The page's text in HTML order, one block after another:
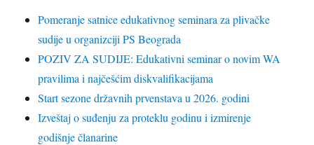
Pomeranje satnice edukativnog seminara za plivačke
sudije u organizciji PS Beograda
POZIV ZA SUDIJE: Edukativni seminar o novim WA
pravilima i najčešćim diskvalifikacijama
Start sezone državnih prvenstava u 2026. godini
Izveštaj o suđenju za proteklu godinu i izmirenje
godišnje članarine